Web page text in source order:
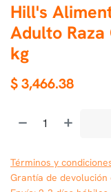
Hill's
Adulto
kg
$3,466.38
Términos y
Grantía de devolución